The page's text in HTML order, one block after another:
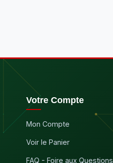
Votre Compte
Mon Compte
Voir le Panier
FAQ - Foire aux Questions